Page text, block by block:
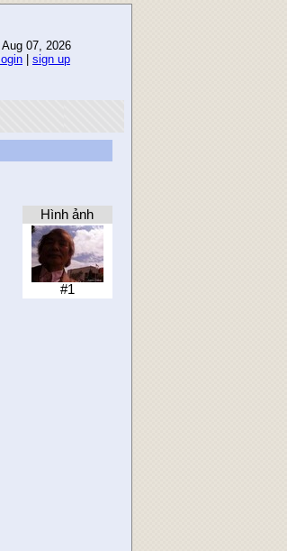
Aug 07, 2026
login
sign up
Hình ảnh
#1